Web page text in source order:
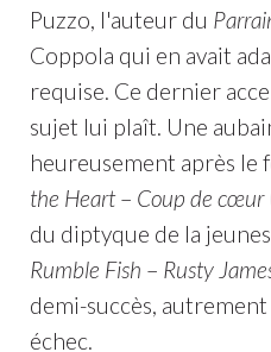
Puzzo, l'auteur du
Coppola qui en avait
requise. Ce dernier
sujet lui plaît. Une
heureusement après le
the Heart– Coup de cœur
du diptyque de la
Rumble Fish – Rusty
demi-succès,
échec.